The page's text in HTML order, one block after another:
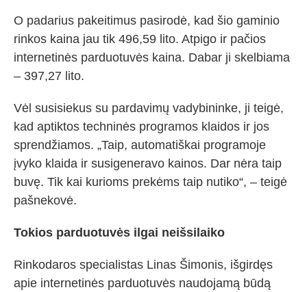
O padarius pakeitimus pasirodė, kad šio gaminio
rinkos kaina jau tik 496,59 lito. Atpigo ir pačios
internetinės parduotuvės kaina. Dabar ji skelbiama
– 397,27 lito.
Vėl susisiekus su pardavimų vadybininke, ji teigė,
kad aptiktos techninės programos klaidos ir jos
sprendžiamos. „Taip, automatiškai programoje
įvyko klaida ir susigeneravo kainos. Dar nėra taip
buvę. Tik kai kurioms prekėms taip nutiko“, – teigė
pašnekovė.
Tokios parduotuvės ilgai neišsilaiko
Rinkodaros specialistas Linas Šimonis, išgirdęs
apie internetinės parduotuvės naudojamą būdą